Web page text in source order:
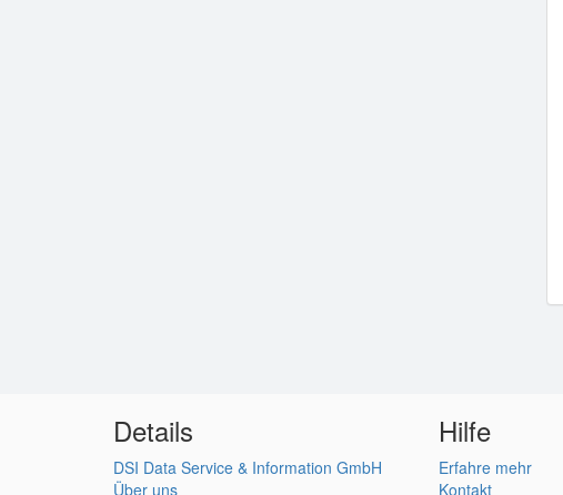
Details
DSI Data Service & Information GmbH
Über uns
Hilfe
Erfahre mehr
Kontakt